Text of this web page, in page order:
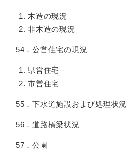
木造の現況
非木造の現況
54．公営住宅の現況
県営住宅
市営住宅
55．下水道施設および処理状況
56．道路橋梁状況
57．公園